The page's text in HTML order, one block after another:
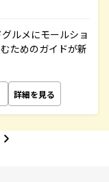
ルメにモールショ
ためのガイドが新
詳細を見る